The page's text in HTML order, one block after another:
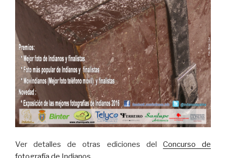
Ver detalles de otras ediciones del Concurso de